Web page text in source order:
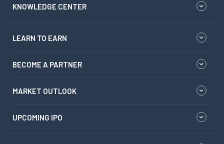
KNOWLEDGE CENTER
LEARN TO EARN
BECOME A PARTNER
MARKET OUTLOOK
UPCOMING IPO